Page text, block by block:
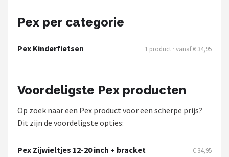
ABUS
AXA
Schwalbe
Voltano
Pex per categorie
Pex Kinderfietsen 1 product · vanaf € 34,95
Voordeligste Pex producten
Op zoek naar een Pex product voor een scherpe prijs?
Dit zijn de voordeligste opties:
Pex Zijwieltjes 12-20 inch + bracket € 34,95